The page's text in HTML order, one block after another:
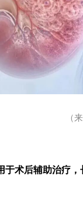
（
于术后辅助治疗，